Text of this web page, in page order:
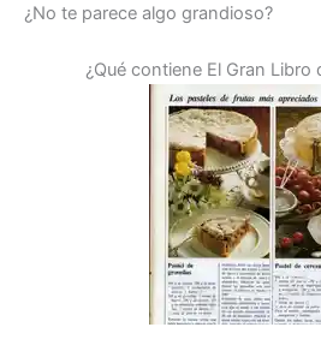
¿No te parece algo grandioso?
¿Qué contiene El Gran Libro